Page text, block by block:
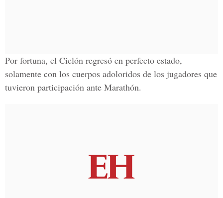
Por fortuna, el Ciclón regresó en perfecto estado,
solamente con los cuerpos adoloridos de los jugadores que
tuvieron participación ante Marathón.